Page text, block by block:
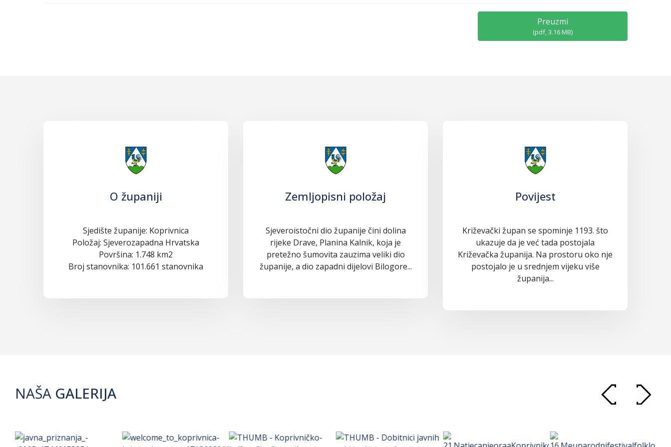
Preuzmi
(pdf,3.16 MB)
O županiji
Sjedište županije: Koprivnica
Položaj: Sjeverozapadna Hrvatska
Površina: 1.748 km2
Broj stanovnika: 101.661 stanovnika
Zemljopisni položaj
Sjeveroistočni dio županije čini dolina
rijeke Drave, Planina Kalnik, koja je
pretežno šumovita zauzima veliki dio
županije, a dio zapadni dijelovi Bilogore...
Povijest
Križevački župan se spominje 1193. što
ukazuje da je već tada postojala
Križevačka županija. Na prostoru oko nje
postojalo je u srednjem vijeku više
županija...
NAŠA GALERIJA